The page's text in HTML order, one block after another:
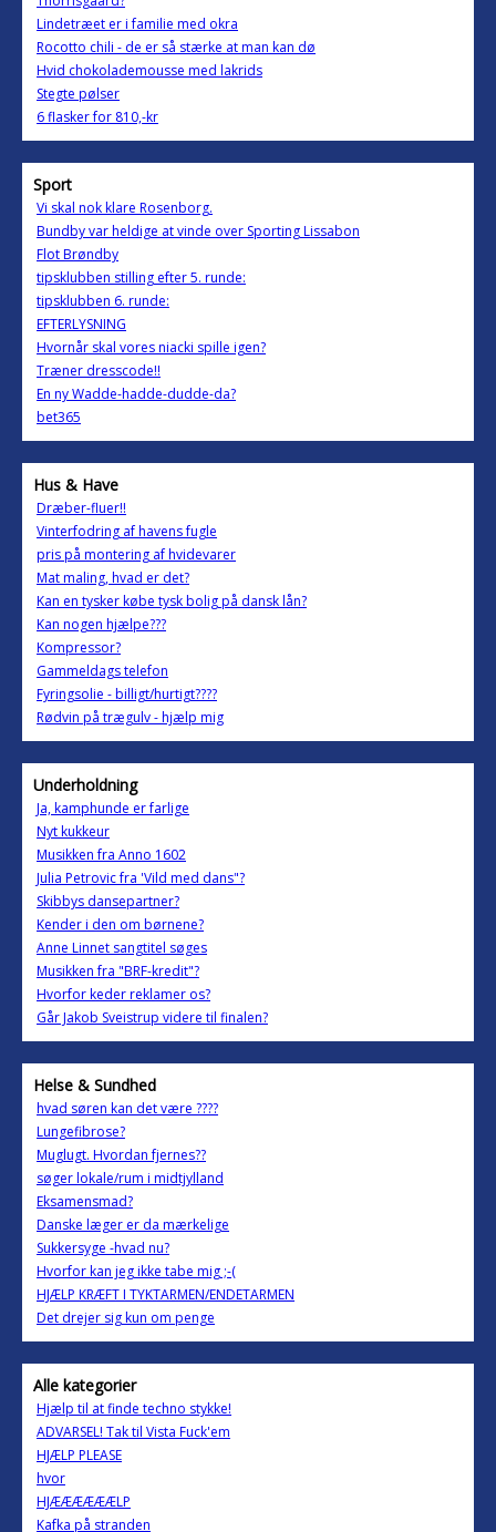
Lindetræet er i familie med okra
Rocotto chili - de er så stærke at man kan dø
Hvid chokolademousse med lakrids
Stegte pølser
6 flasker for 810,-kr
Sport
Vi skal nok klare Rosenborg.
Bundby var heldige at vinde over Sporting Lissabon
Flot Brøndby
tipsklubben stilling efter 5. runde:
tipsklubben 6. runde:
EFTERLYSNING
Hvornår skal vores niacki spille igen?
Træner dresscode!!
En ny Wadde-hadde-dudde-da?
bet365
Hus & Have
Dræber-fluer!!
Vinterfodring af havens fugle
pris på montering af hvidevarer
Mat maling, hvad er det?
Kan en tysker købe tysk bolig på dansk lån?
Kan nogen hjælpe???
Kompressor?
Gammeldags telefon
Fyringsolie - billigt/hurtigt????
Rødvin på trægulv - hjælp mig
Underholdning
Ja, kamphunde er farlige
Nyt kukkeur
Musikken fra Anno 1602
Julia Petrovic fra 'Vild med dans"?
Skibbys dansepartner?
Kender i den om børnene?
Anne Linnet sangtitel søges
Musikken fra "BRF-kredit"?
Hvorfor keder reklamer os?
Går Jakob Sveistrup videre til finalen?
Helse & Sundhed
hvad søren kan det være ????
Lungefibrose?
Muglugt. Hvordan fjernes??
søger lokale/rum i midtjylland
Eksamensmad?
Danske læger er da mærkelige
Sukkersyge -hvad nu?
Hvorfor kan jeg ikke tabe mig ;-(
HJÆLP KRÆFT I TYKTARMEN/ENDETARMEN
Det drejer sig kun om penge
Alle kategorier
Hjælp til at finde techno stykke!
ADVARSEL! Tak til Vista Fuck'em
HJÆLP PLEASE
hvor
HJÆÆÆÆÆÆLP
Kafka på stranden